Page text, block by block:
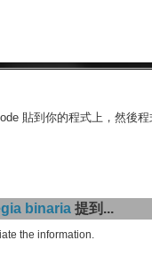
貼到你的程式上，然後
binaria提到...
the information.